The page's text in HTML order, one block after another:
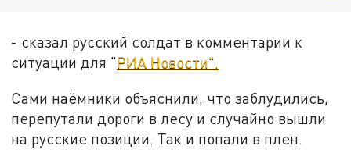
- сказал русский солдат в комментарии к
ситуации для "РИА Новости".
Сами наёмники объяснили, что заблудились,
перепутали дороги в лесу и случайно вышли
на русские позиции. Так и попали в плен.